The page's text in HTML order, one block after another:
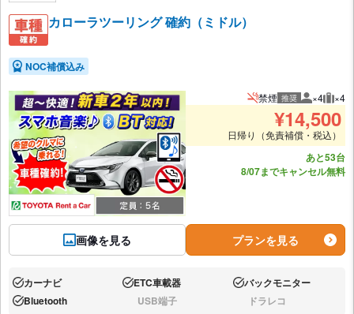
カローラツーリング 確約（ミドル）
NOC補償込み
画像を見る
禁煙 推奨 推奨人数
×4 推
×4
¥14,500
日帰り（免責補償・税込）
あと53台
8/07までキャンセル無料
プランを見る
あり:カーナビ あり:ETC車載器 あり:バックモニター
あり:Bluetooth なし:USB端子 なし:ドラレコ